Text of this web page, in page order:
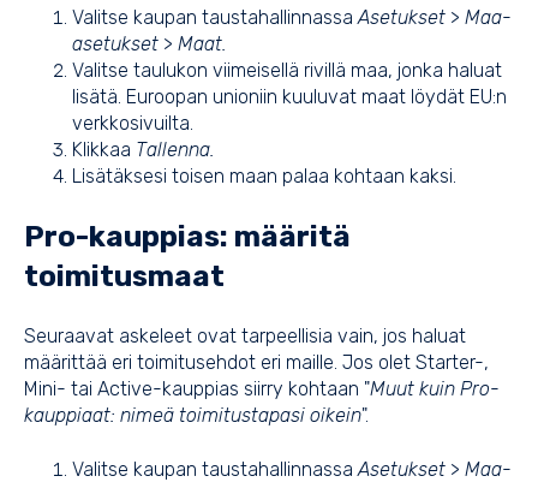
Valitse kaupan taustahallinnassaAsetukset > Maa-
asetukset > Maat.
Valitse taulukon viimeisellä rivillä maa, jonka haluat
lisätä. Euroopan unioniin kuuluvat maat löydät EU:n
verkkosivuilta.
Klikkaa Tallenna.
Lisätäksesi toisen maan palaa kohtaan kaksi.
Pro-kauppias: määritä
toimitusmaat
Seuraavat askeleet ovat tarpeellisia vain, jos haluat
määrittää eri toimitusehdot eri maille. Jos olet Starter-,
Mini- tai Active-kauppias siirry kohtaan "Muut kuin Pro-
kauppiaat: nimeä toimitustapasi oikein".
Valitse kaupan taustahallinnassa Asetukset > Maa-